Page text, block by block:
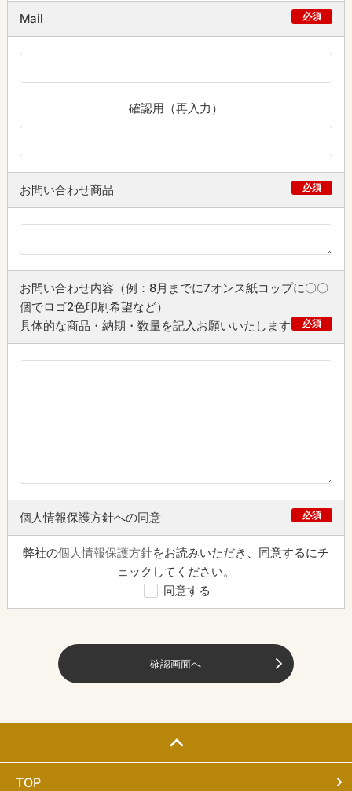
Mail 必須
確認用（再入力）
お問い合わせ商品 必須
お問い合わせ内容（例：8月までに7オンス紙コップに〇〇
個でロゴ2色印刷希望など）
具体的な商品・納期・数量を記入お願いいたします
必須
個人情報保護方針への同意 必須
弊社の個人情報保護方針をお読みいただき、同意するにチ
ェックしてください。
同意する
TOP